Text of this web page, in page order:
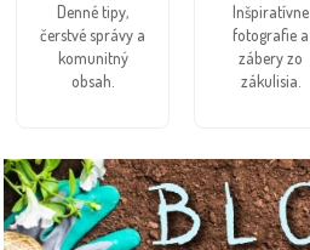
Denné tipy,
čerstvé správy a
komunitný
obsah.
Inšpiratívne
fotografie a
zábery zo
zákulisia.